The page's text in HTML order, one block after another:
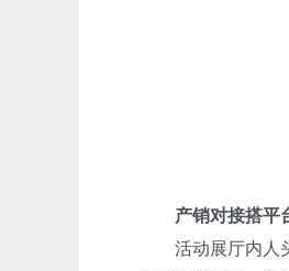
产销对接搭平
活动展厅内人头